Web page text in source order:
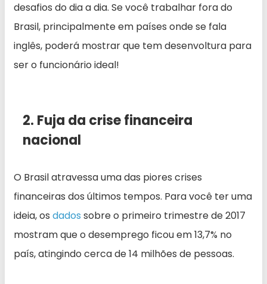
desafios do dia a dia. Se você trabalhar fora do
Brasil, principalmente em países onde se fala
inglês, poderá mostrar que tem desenvoltura para
ser o funcionário ideal!
2. Fuja da crise financeira
nacional
O Brasil atravessa uma das piores crises
financeiras dos últimos tempos. Para você ter uma
ideia, os dados sobre o primeiro trimestre de 2017
mostram que o desemprego ficou em 13,7% no
país, atingindo cerca de 14 milhões de pessoas.